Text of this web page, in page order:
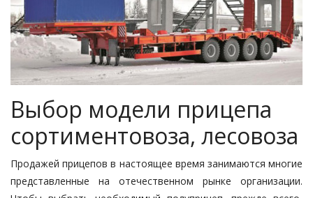
Выбор модели прицепа
сортиментовоза, лесовоза
Продажей прицепов в настоящее время занимаются многие
представленные на отечественном рынке организации.